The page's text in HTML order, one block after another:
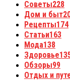
Советы228
Дом и быт
Рецепты174
Статьи163
Мода138
Здоровье
Обзоры99
Отдых и